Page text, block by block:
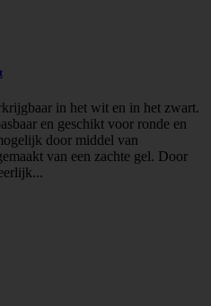
in het wit en in het zwart.
en geschikt voor ronde en
door middel van
van een zachte gel. Door